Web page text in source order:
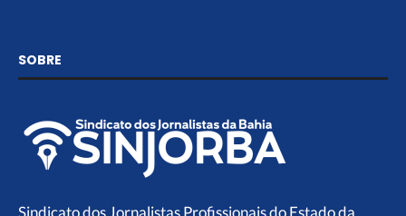
SOBRE
Sindicato dos Jornalistas Profissionais do Estado da